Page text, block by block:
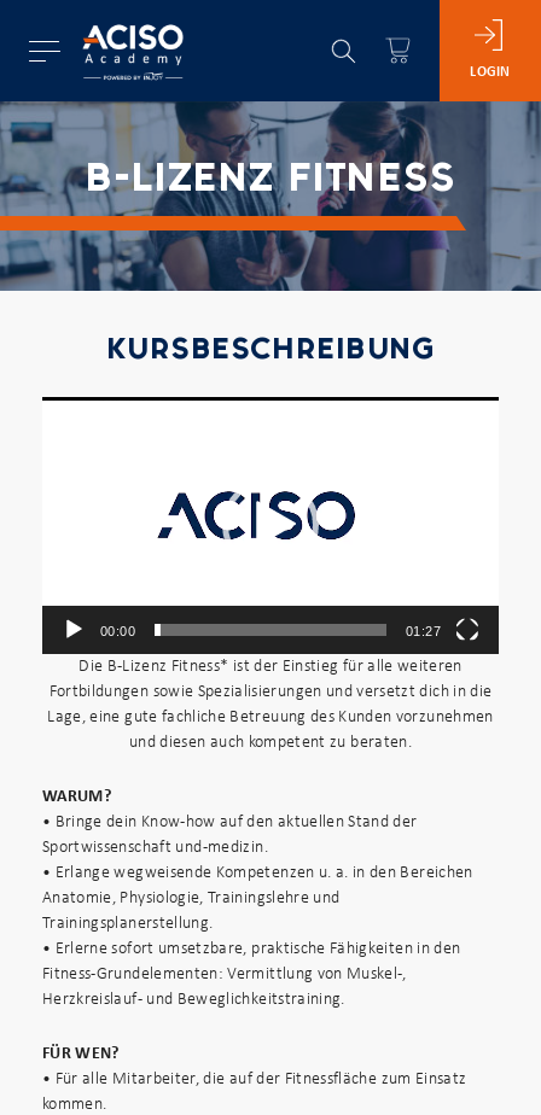
LOGIN
B-LIZENZ FITNESS
KURSBESCHREIBUNG
00:00 01:27
Die B-Lizenz Fitness* ist der Einstieg für alle weiteren
Fortbildungen sowie Spezialisierungen und versetzt dich in die
Lage, eine gute fachliche Betreuung des Kunden vorzunehmen
und diesen auch kompetent zu beraten.
WARUM?
• Bringe dein Know-how auf den aktuellen Stand der
Sportwissenschaft und -medizin.
• Erlange wegweisende Kompetenzen u. a. in den Bereichen
Anatomie, Physiologie, Trainingslehre und
Trainingsplanerstellung.
• Erlerne sofort umsetzbare, praktische Fähigkeiten in den
Fitness-Grundelementen: Vermittlung von Muskel-,
Herzkreislauf- und Beweglichkeitstraining.
FÜR WEN?
• Für alle Mitarbeiter, die auf der Fitnessfläche zum Einsatz
kommen.